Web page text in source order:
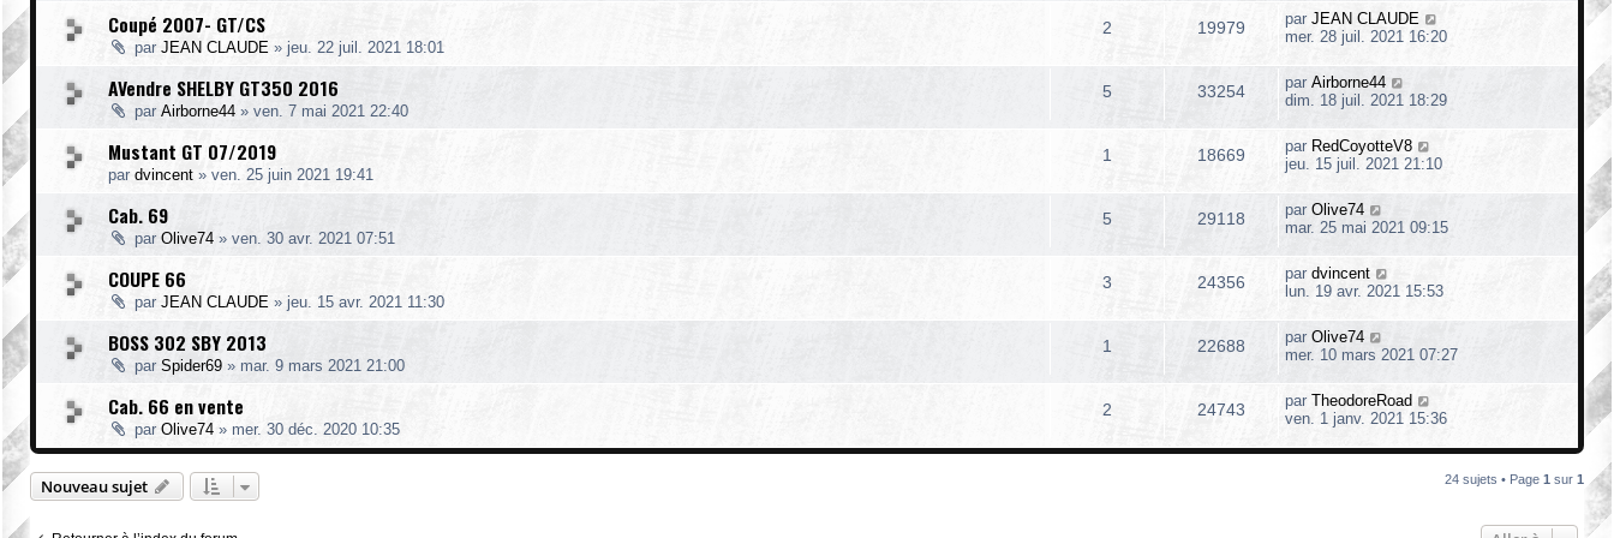
Coupé 2007- GT/CS
par JEAN CLAUDE » jeu. 22 juil. 2021 18:01
2 19979 par JEAN CLAUDE
mer. 28 juil. 2021 16:20
AVendre SHELBY GT350 2016
par Airborne44 » ven. 7 mai 2021 22:40
5 33254 par Airborne44
dim. 18 juil. 2021 18:29
Mustant GT 07/2019
par dvincent » ven. 25 juin 2021 19:41
1 18669 par RedCoyotteV8
jeu. 15 juil. 2021 21:10
Cab. 69
par Olive74 » ven. 30 avr. 2021 07:51
5 29118 par Olive74
mar. 25 mai 2021 09:15
COUPE 66
par JEAN CLAUDE » jeu. 15 avr. 2021 11:30
3 24356 par dvincent
lun. 19 avr. 2021 15:53
BOSS 302 SBY 2013
par Spider69 » mar. 9 mars 2021 21:00
1 22688 par Olive74
mer. 10 mars 2021 07:27
Cab. 66 en vente
par Olive74 » mer. 30 déc. 2020 10:35
2 24743 par TheodoreRoad
ven. 1 janv. 2021 15:36
Nouveau sujet 24 sujets • Page 1 sur 1